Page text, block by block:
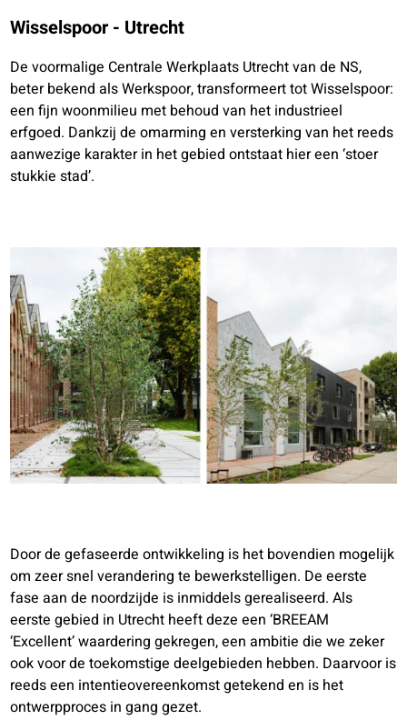
Wisselspoor - Utrecht
De voormalige Centrale Werkplaats Utrecht van de NS,
beter bekend als Werkspoor, transformeert tot Wisselspoor:
een fijn woonmilieu met behoud van het industrieel
erfgoed. Dankzij de omarming en versterking van het reeds
aanwezige karakter in het gebied ontstaat hier een ‘stoer
stukkie stad’.
Door de gefaseerde ontwikkeling is het bovendien mogelijk
om zeer snel verandering te bewerkstelligen. De eerste
fase aan de noordzijde is inmiddels gerealiseerd. Als
eerste gebied in Utrecht heeft deze een ‘BREEAM
‘Excellent’ waardering gekregen, een ambitie die we zeker
ook voor de toekomstige deelgebieden hebben. Daarvoor is
reeds een intentieovereenkomst getekend en is het
ontwerpproces in gang gezet.